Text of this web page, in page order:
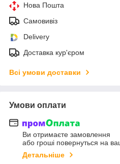
Нова Пошта
Самовивіз
Delivery
Доставка кур'єром
Всі умови доставки
Умови оплати
Ви отримаєте замовлення
або гроші повернуться на
Детальніше